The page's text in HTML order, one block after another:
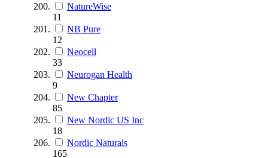
NatureWise
11
NB Pure
12
Neocell
33
Neurogan Health
9
New Chapter
85
New Nordic US Inc
18
Nordic Naturals
165